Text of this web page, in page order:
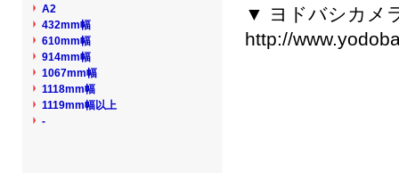
▼ ヨドバシカメ
http://
A2
432mm幅
610mm幅
914mm幅
1067mm幅
1118mm幅
1119mm幅以上
-